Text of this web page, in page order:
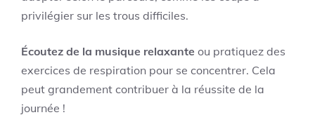
privilégier sur les trous difficiles.
Écoutez de la musique relaxante ou pratiquez des
exercices de respiration pour se concentrer. Cela
peut grandement contribuer à la réussite de la
journée !